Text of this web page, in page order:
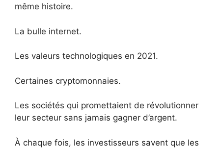
même histoire.
La bulle internet.
Les valeurs technologiques en 2021.
Certaines cryptomonnaies.
Les sociétés qui promettaient de révolutionner
leur secteur sans jamais gagner d’argent.
À chaque fois, les investisseurs savent que les